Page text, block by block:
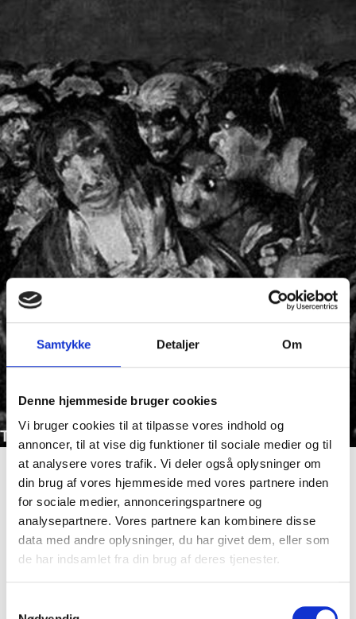
Samtykke Detaljer Om
Denne hjemmeside bruger cookies
Vi bruger cookies til at tilpasse vores indhold og
annoncer, til at vise dig funktioner til sociale medier og til
at analysere vores trafik. Vi deler også oplysninger om
din brug af vores hjemmeside med vores partnere inden
for sociale medier, annonceringspartnere og
analysepartnere. Vores partnere kan kombinere disse
data med andre oplysninger, du har givet dem, eller som
de har indsamlet fra din brug af deres tjenester.
Tema 4: Anne Palles – den sidste heks på bålet